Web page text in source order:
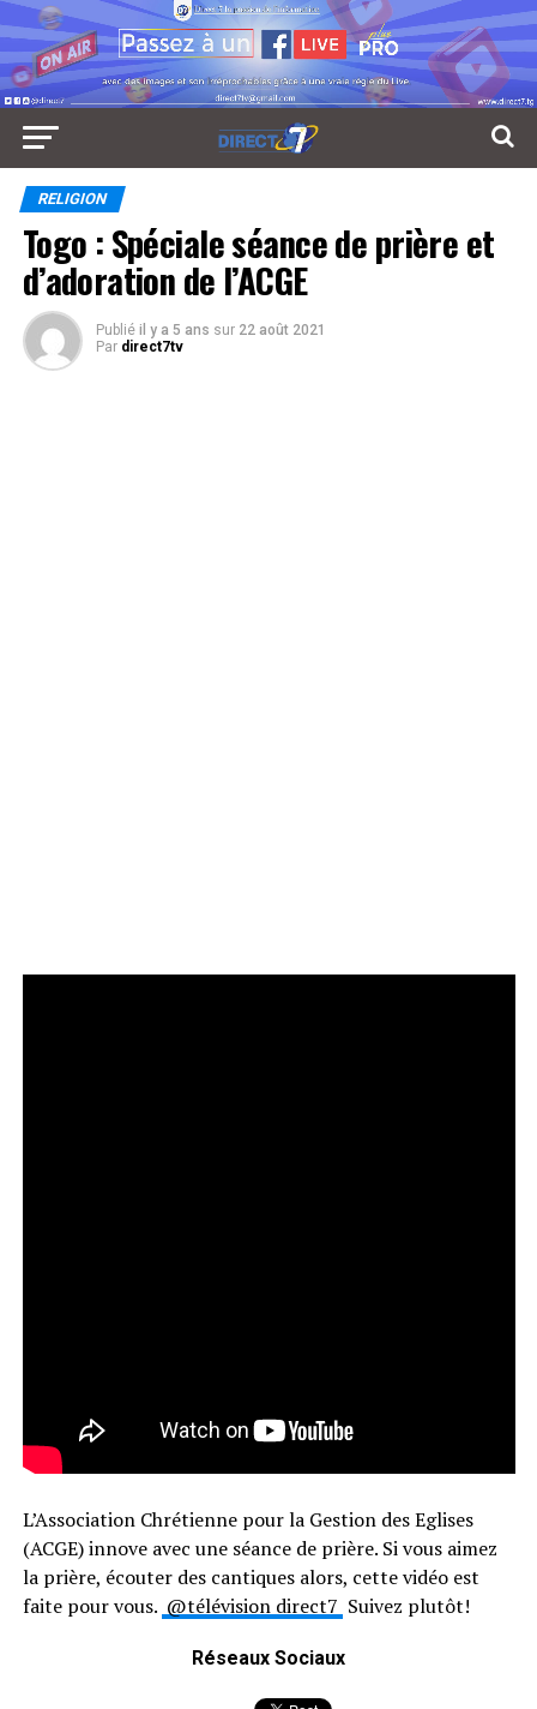
RELIGION
Togo : Spéciale séance de prière et
d’adoration de l’ACGE
Publié il y a 5 ans sur 22 août 2021
Par direct7tv
L’Association Chrétienne pour la Gestion des Eglises
(ACGE) innove avec une séance de prière. Si vous aimez
la prière, écouter des cantiques alors, cette vidéo est
faite pour vous. @télévision direct7 Suivez plutôt!
Réseaux Sociaux